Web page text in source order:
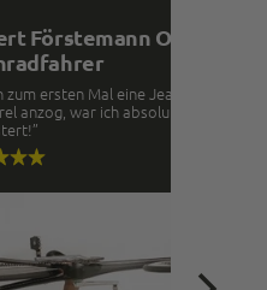
Förstemann Olympia
zum ersten Mal eine Jeans von
anzog, war ich absolut